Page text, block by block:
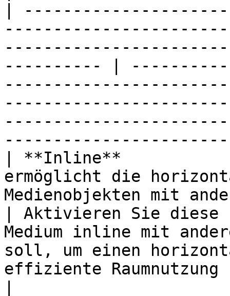
|
---------- |
| **Inline**
ermöglicht die
Medienobjekten mit
| Aktivieren Sie diese
Medium inline mit
soll, um einen
effiziente Raumnutzung